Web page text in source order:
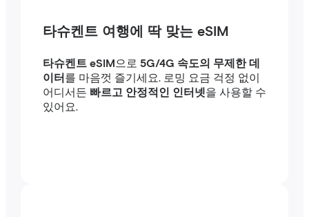
타슈켄트 여행에 딱 맞는 eSIM
타슈켄트 eSIM 으로 5G/4G 속도의 무제한 데
이터 를 마음껏 즐기세요. 로밍 요금 걱정 없이
어디서든 빠르고 안정적인 인터넷을 사용할 수
있어요.